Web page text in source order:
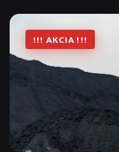
!!! AKCIA !!!